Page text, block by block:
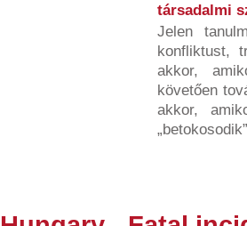
társadalmi
Jelen
konfliktust,
akkor,
követően
akkor,